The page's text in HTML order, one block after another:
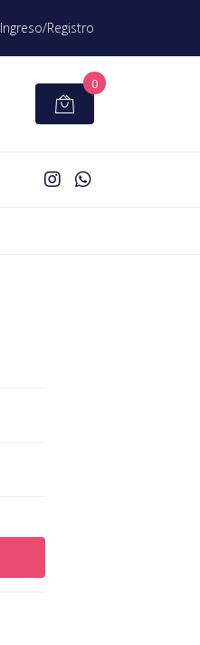
Ingreso/Registro
0